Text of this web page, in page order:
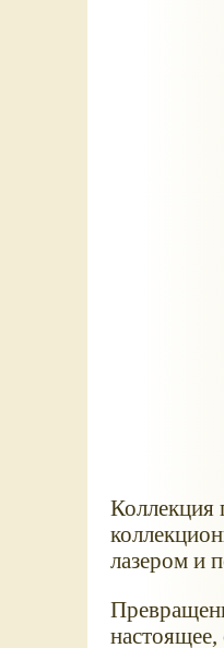
Коллекция
лазером и